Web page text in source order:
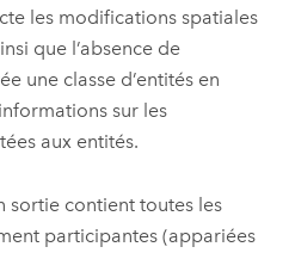
les modifications spatiales
que l’absence de
une classe d’entités en
sur les
aux entités.
sortie contient toutes les
participantes (appariées